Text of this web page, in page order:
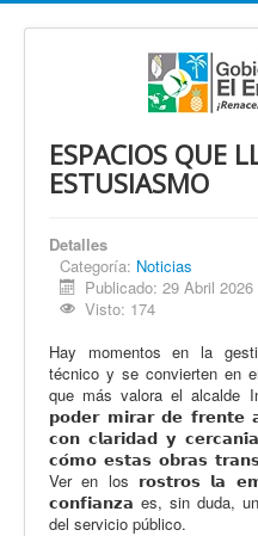
ESPACIOS QUE
ESTUSIASMO
Detalles
Categoría: Noticias
Publicado: 29 Abril 2026
Visto: 174
Hay momentos en la
técnico y se convierten en
que más valora el alcalde
𝗽𝗼𝗱𝗲𝗿 𝗺𝗶𝗿𝗮𝗿 𝗱𝗲 𝗳𝗿𝗲𝗻𝘁𝗲
𝗰𝗼𝗻 𝗰𝗹𝗮𝗿𝗶𝗱𝗮𝗱 𝘆
𝗰𝗼́𝗺𝗼 𝗲𝘀𝘁𝗮𝘀 𝗼𝗯𝗿𝗮𝘀
Ver en los 𝗿𝗼𝘀𝘁𝗿𝗼𝘀 𝗹𝗮
𝗰𝗼𝗻𝗳𝗶𝗮𝗻𝘇𝗮 es, sin duda,
del servicio público.